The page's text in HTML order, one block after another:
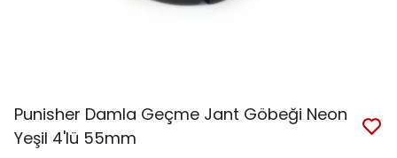
Punisher Damla Geçme Jant Göbeği Neon
Yeşil 4'lü 55mm